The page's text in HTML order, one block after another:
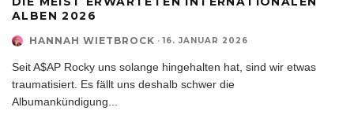
ALBEN 2026
HANNAH WIETBROCK · 16. JANUAR 2026
Seit A$AP Rocky uns solange hingehalten hat, sind wir etwas
traumatisiert. Es fällt uns deshalb schwer die
Albumankündigung...